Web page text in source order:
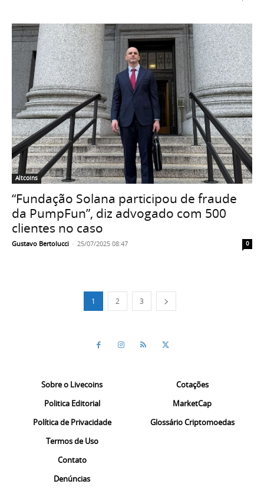
Altcoins
“Fundação Solana participou de fraude
da PumpFun”, diz advogado com 500
clientes no caso
Gustavo Bertolucci - 25/07/2025 08:47 0
1 2 3
Sobre o Livecoins
Politica Editorial
Política de Privacidade
Termos de Uso
Contato
Denúncias
Cotações
MarketCap
Glossário Criptomoedas